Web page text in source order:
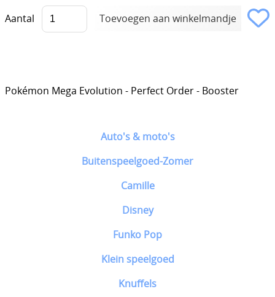
Auto's & moto's
Buitenspeelgoed-Zomer
Camille
Disney
Funko Pop
Klein speelgoed
Knuffels
Aantal
Pokémon Mega Evolution - Perfect Order - Booster